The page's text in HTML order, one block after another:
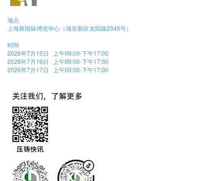
地点
上海新国际博览中心（浦东新区龙阳路2345号）
时间
2026年7月15日 上午09:00-下午17:00
2026年7月16日 上午09:00-下午17:00
2026年7月17日 上午09:00-下午17:00